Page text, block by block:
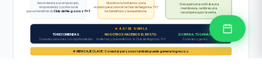
Recomienda a un empresario,
emprendedor o profesional
que se beneficie deClub de Negocios 7x7.
Nosotros lo invitamos a una
reunión para conocer la Club de Negocios 7x7,
los beneficios y la experiencia.
Si esa persona contrata una
membresía, recibirás una
recompensa por la venta.
★ ASÍ DE SIMPLE
TÚ RECOMIENDAS.
Conectas personas con oportunidades.
NOSOTROS HACEMOS EL RESTO.
Invitamos y presentamos la Club de Negocios 7x7.
SI CIERRA, TÚ GANAS.
Conectas y ganas.
★ MENSAJE CLAVE: Conectar personas también puede generar ingresos.